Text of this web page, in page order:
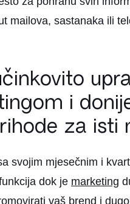
mailova, sastanaka ili
i
za isti
svojim mjesečnim i
dok je marketing
vaš brend i